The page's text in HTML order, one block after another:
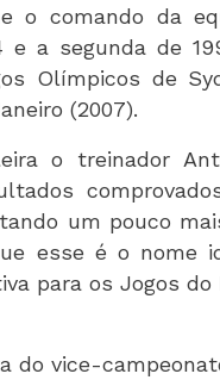
o comando da
e a segunda de
Olímpicos de
(2007).
o treinador
um pouco
esse é o nome
para os Jogos do
do vice-